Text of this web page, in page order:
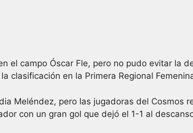
el campo Óscar Fle, pero no pudo evitar la
clasificación en la Primera Regional
Meléndez, pero las jugadoras del Cosmos
con un gran gol que dejó el 1-1 al